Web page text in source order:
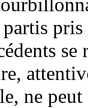
partis
ne